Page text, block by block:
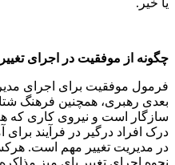
یا خیر.
چگونه از موفقیت در اجرای
فرمول موفقیت برای اجرای
بعدی رهبری، همچنین فرهنگ
سازگار است و نیروی کاری که
درک افراد درگیر در فرآیند
در مدیریت تغییر مهم است.